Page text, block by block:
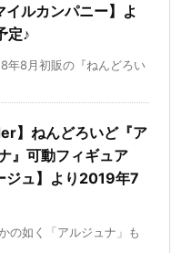
ルカンパニー】よ
定♪
年8月初販の『ねんどろい
】ねんどろいど『ア
』可動フィギュア
ジュ】より2019年7
の如く「アルジュナ」も